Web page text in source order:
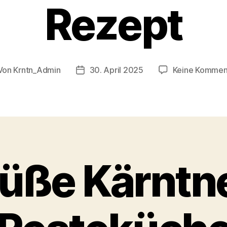
Rezept
Krntn_Admin Veröffentlichungsdatum
30. April 2025 Keine